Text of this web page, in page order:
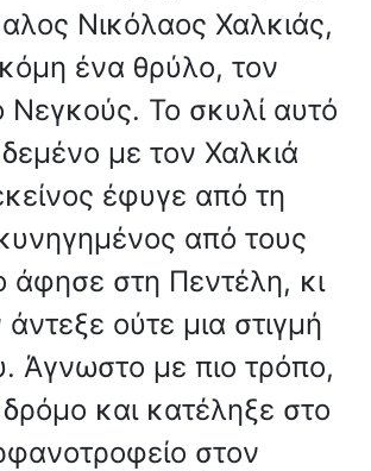
Νικόλαος Χαλκιάς,
ένα θρύλο, τον
Νεγκούς. Το σκυλί αυτό
με τον Χαλκιά
έφυγε από τη
από τους
άφησε στη Πεντέλη, κι
άντεξε ούτε μια στιγμή
Άγνωστο με πιο τρόπο,
και κατέληξε στο
στον